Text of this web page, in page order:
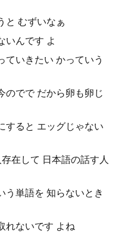
と むずいなぁ
いんです よ
ていきたい かっていう
のでで だから卵も卵じ
すると エッグじゃない
在して 日本語の話す人
う単語を 知らないとき
れないです よね